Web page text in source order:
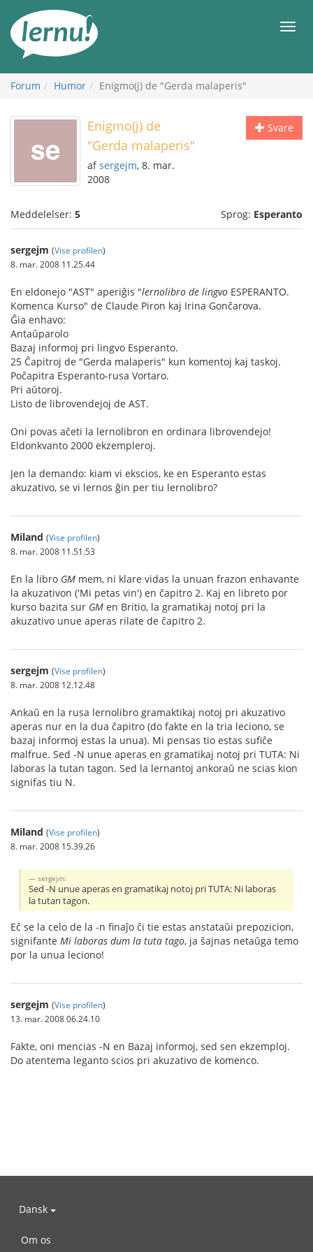
indholdet
Forum Humor Enigmo(j) de "Gerda malaperis"
Svare
Enigmo(j) de
"Gerda malaperis"
afsergejm, 8. mar.
2008
Meddelelser: 5 Sprog: Esperanto
sergejm (Vise profilen)
8. mar. 2008 11.25.44
En eldonejo "AST" aperiĝis "lernolibro de lingvo ESPERANTO.
Komenca Kurso" de Claude Piron kaj Irina Gonĉarova.
Ĝia enhavo:
Antaŭparolo
Bazaj informoj pri lingvo Esperanto.
25 Ĉapitroj de "Gerda malaperis" kun komentoj kaj taskoj.
Poĉapitra Esperanto-rusa Vortaro.
Pri aŭtoroj.
Listo de librovendejoj de AST.
Oni povas aĉeti la lernolibron en ordinara librovendejo!
Eldonkvanto 2000 ekzempleroj.
Jen la demando: kiam vi ekscios, ke en Esperanto estas
akuzativo, se vi lernos ĝin per tiu lernolibro?
Miland (Vise profilen)
8. mar. 2008 11.51.53
En la libro GM mem, ni klare vidas la unuan frazon enhavante
la akuzativon ('Mi petas vin') en ĉapitro 2. Kaj en libreto por
kurso bazita sur GM en Britio, la gramatikaj notoj pri la
akuzativo unue aperas rilate de ĉapitro 2.
sergejm (Vise profilen)
8. mar. 2008 12.12.48
Ankaŭ en la rusa lernolibro gramaktikaj notoj pri akuzativo
aperas nur en la dua ĉapitro (do fakte en la tria leciono, se
bazaj informoj estas la unua). Mi pensas tio estas sufiĉe
malfrue. Sed -N unue aperas en gramatikaj notoj pri TUTA: Ni
laboras la tutan tagon. Sed la lernantoj ankoraŭ ne scias kion
signifas tiu N.
Miland (Vise profilen)
8. mar. 2008 15.39.26
sergejm:
Sed -N unue aperas en gramatikaj notoj pri TUTA: Ni laboras
la tutan tagon.
Eĉ se la celo de la -n finaĵo ĉi tie estas anstataŭi prepozicion,
signifante Mi laboras dum la tuta tago, ja ŝajnas netaŭga temo
por la unua leciono!
sergejm (Vise profilen)
13. mar. 2008 06.24.10
Fakte, oni mencias -N en Bazaj informoj, sed sen ekzemploj.
Do atentema leganto scios pri akuzativo de komenco.
Dansk
Om os